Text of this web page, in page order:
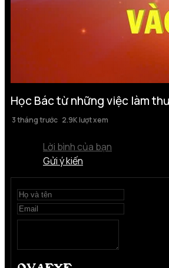
Học Bác từ những việc làm
3 tháng trước 2.9K lượt xem
Lời bình của bạn
Gửi ý kiến